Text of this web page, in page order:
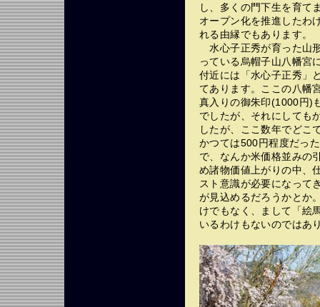
し、多くの門下生を育て
オープン化を推進したわ
れる由縁でもあります。
水心子正秀が育った山
っている烏帽子山八幡宮
付近には「水心子正秀」
てあります。ここの八幡
真入りの御朱印(1000円)
でしたが、それにしても
したが、ここ数年でどこ
かつては500円程度だっ
で、なんか米価格並みの
め諸物価値上がりの中、
スト意識が必要になって
が見込めるだろうかとか
けでもなく、まして「絵
いるわけもないのではあ